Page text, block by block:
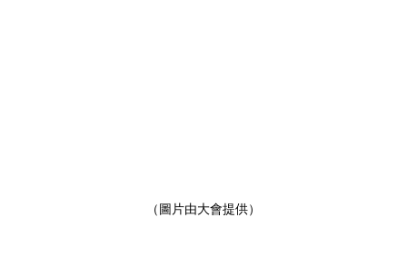
（圖片由大會提供）